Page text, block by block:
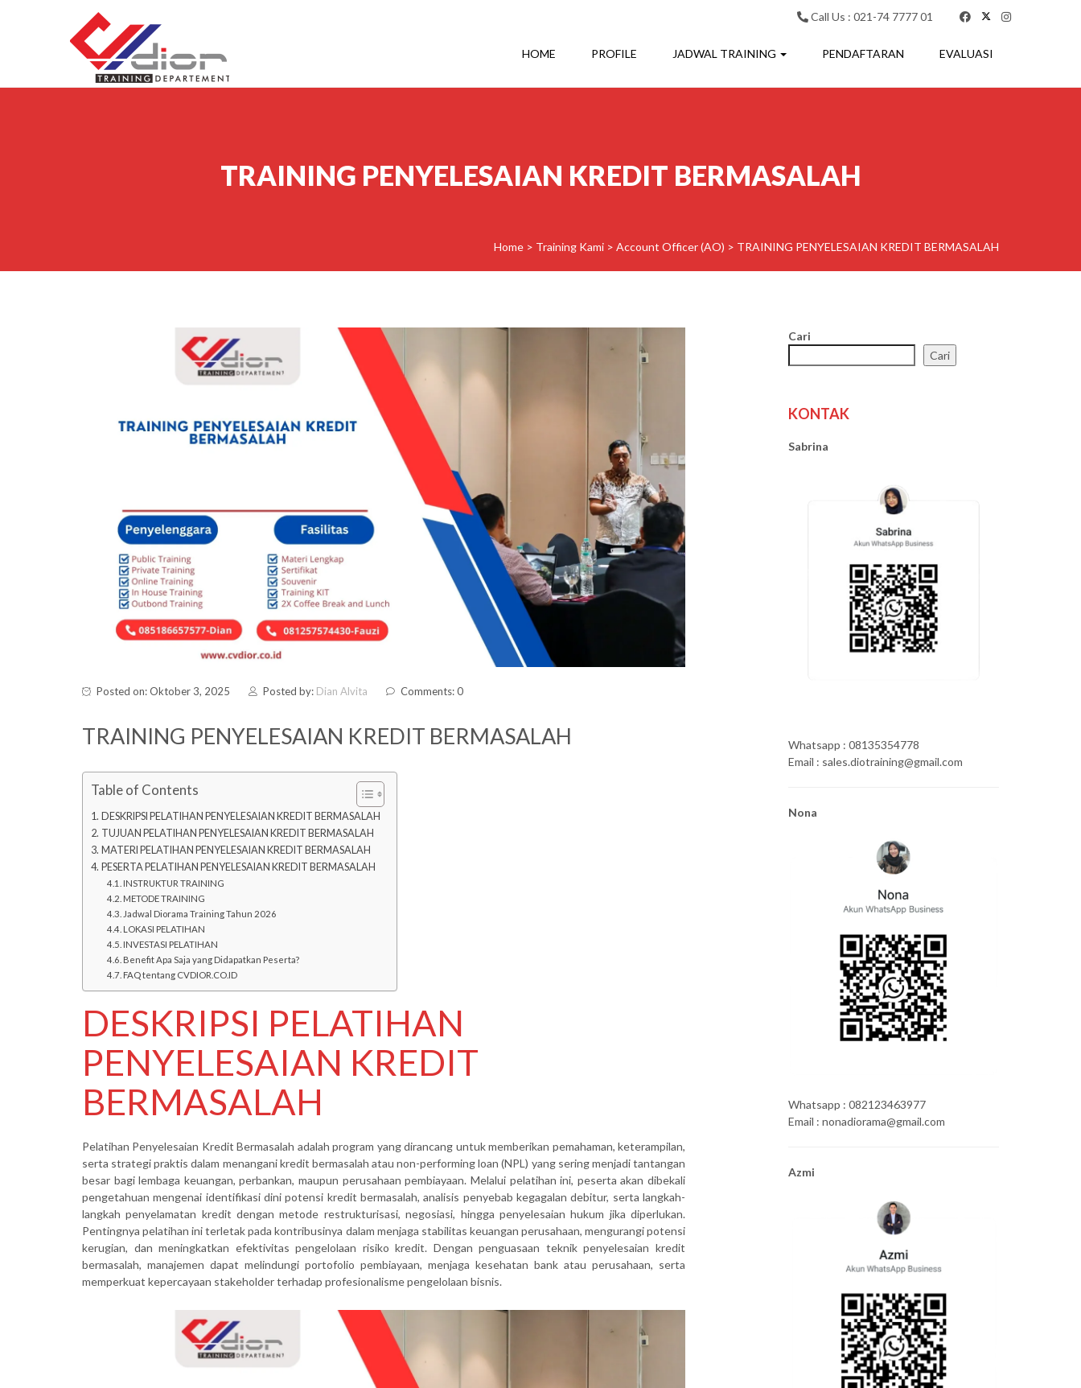
Call Us : 021-74 7777 01
HOME PROFILE JADWAL TRAINING PENDAFTARAN EVALUASI
TRAINING PENYELESAIAN KREDIT BERMASALAH
Home > Training Kami > Account Officer (AO) > TRAINING PENYELESAIAN KREDIT BERMASALAH
Posted on: Oktober 3, 2025 Posted by: Dian Alvita Comments: 0
TRAINING PENYELESAIAN KREDIT BERMASALAH
Table of Contents
DESKRIPSI PELATIHAN PENYELESAIAN KREDIT BERMASALAH
TUJUAN PELATIHAN PENYELESAIAN KREDIT BERMASALAH
MATERI PELATIHAN PENYELESAIAN KREDIT BERMASALAH
PESERTA PELATIHAN PENYELESAIAN KREDIT BERMASALAH
INSTRUKTUR TRAINING
METODE TRAINING
Jadwal Diorama Training Tahun 2026
LOKASI PELATIHAN
INVESTASI PELATIHAN
Benefit Apa Saja yang Didapatkan Peserta?
FAQ tentang CVDIOR.CO.ID
DESKRIPSI PELATIHAN
PENYELESAIAN KREDIT
BERMASALAH
Pelatihan Penyelesaian Kredit Bermasalah adalah program yang dirancang untuk memberikan pemahaman, keterampilan,
serta strategi praktis dalam menangani kredit bermasalah atau non-performing loan (NPL) yang sering menjadi tantangan
besar bagi lembaga keuangan, perbankan, maupun perusahaan pembiayaan. Melalui pelatihan ini, peserta akan dibekali
pengetahuan mengenai identifikasi dini potensi kredit bermasalah, analisis penyebab kegagalan debitur, serta langkah-
langkah penyelamatan kredit dengan metode restrukturisasi, negosiasi, hingga penyelesaian hukum jika diperlukan.
Pentingnya pelatihan ini terletak pada kontribusinya dalam menjaga stabilitas keuangan perusahaan, mengurangi potensi
kerugian, dan meningkatkan efektivitas pengelolaan risiko kredit. Dengan penguasaan teknik penyelesaian kredit
bermasalah, manajemen dapat melindungi portofolio pembiayaan, menjaga kesehatan bank atau perusahaan, serta
memperkuat kepercayaan stakeholder terhadap profesionalisme pengelolaan bisnis.
Cari
Cari
KONTAK
Sabrina
Whatsapp : 08135354778
Email : sales.diotraining@gmail.com
Nona
Whatsapp : 082123463977
Email : nonadiorama@gmail.com
Azmi